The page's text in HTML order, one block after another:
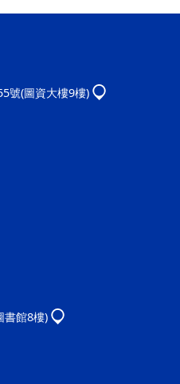
號(圖資大樓9樓)
書館8樓)